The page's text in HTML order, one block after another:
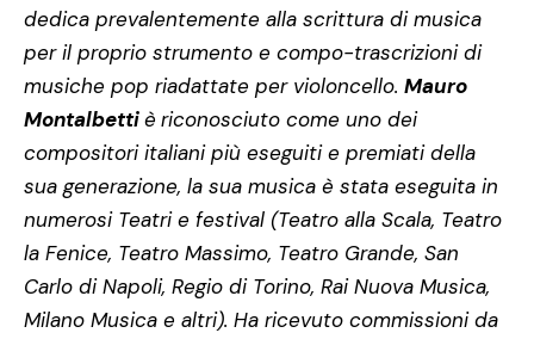
dedica prevalentemente alla scrittura di musica
per il proprio strumento e compo-trascrizioni di
musiche pop riadattate per violoncello. Mauro
Montalbettiè riconosciuto come uno dei
compositori italiani più eseguiti e premiati della
sua generazione, la sua musica è stata eseguita in
numerosi Teatri e festival (Teatro alla Scala, Teatro
la Fenice, Teatro Massimo, Teatro Grande, San
Carlo di Napoli, Regio di Torino, Rai Nuova Musica,
Milano Musica e altri). Ha ricevuto commissioni da